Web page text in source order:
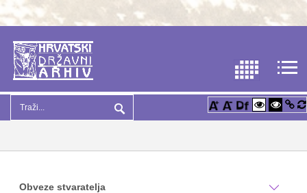
Obveze stvaratelja